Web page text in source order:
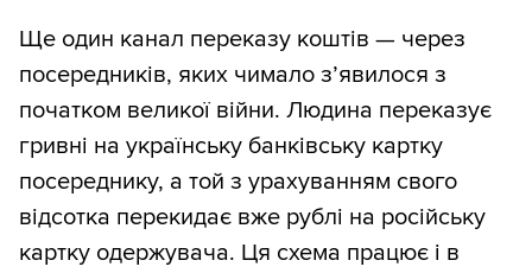
Ще один канал переказу коштів — через
посередників, яких чимало з’явилося з
початком великої війни. Людина переказує
гривні на українську банківську картку
посереднику, а той з урахуванням свого
відсотка перекидає вже рублі на російську
картку одержувача. Ця схема працює і в